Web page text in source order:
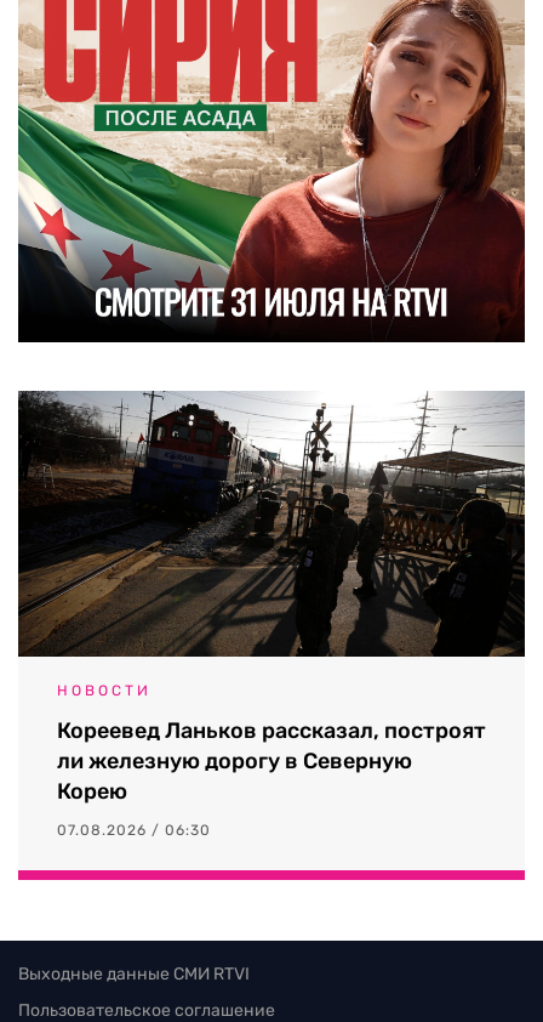
НОВОСТИ
Кореевед Ланьков рассказал, построят
ли железную дорогу в Северную
Корею
07.08.2026 / 06:30
Выходные данные СМИ RTVI
Пользовательское соглашение